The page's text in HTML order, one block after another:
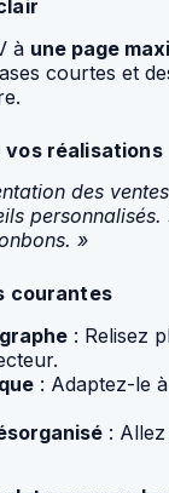
à une page
courtes et
vos réalisations
des
personnalisés.
»
courantes
: Relisez
: Adaptez-le
: